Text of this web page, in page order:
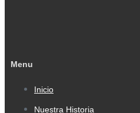
Menu
Inicio
Nuestra Historia